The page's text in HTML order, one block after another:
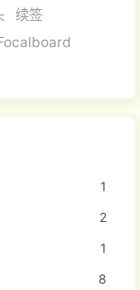
续签
1
2
1
8